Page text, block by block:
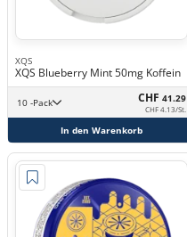
XQS
XQS Blueberry Mint 50mg Koffein
10 -Pack CHF 41.29
CHF 4.13/St.
In den Warenkorb